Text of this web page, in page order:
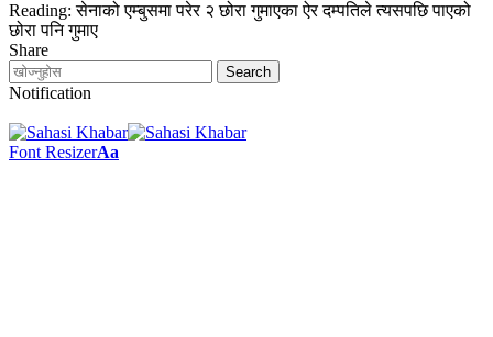
Reading: सेनाको एम्बुसमा परेर २ छोरा गुमाएका ऐर दम्पतिले त्यसपछि पाएको
छोरा पनि गुमाए
Share
Notification
Font ResizerAa